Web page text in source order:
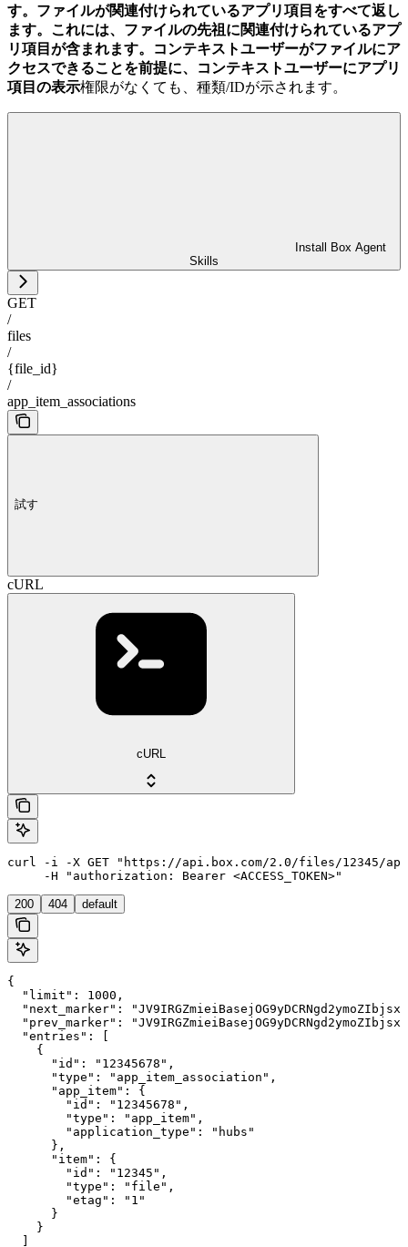
す。 ファイルが関連付けられているアプリ項目をすべて返し
ます。これには、ファイルの先祖に関連付けられているアプ
リ項目が含まれます。コンテキストユーザーがファイルにア
クセスできることを前提に、コンテキストユーザーにアプリ
項目の表示権限がなくても、種類/IDが示されます。
Install Box Agent
Skills
GET
/
files
/
{file_id}
/
app_item_associations
試す
cURL
cURL
curl -i -X GET "https://api.box.com/2.0/files/12345/
     -H "authorization: Bearer <ACCESS_TOKEN>"
200 404 default
{
  "limit": 1000,
"next_marker":
"prev_marker":
  "entries": [
    {
      "id": "12345678",
      "type": "app_item_association",
      "app_item": {
        "id": "12345678",
        "type": "app_item",
        "application_type": "hubs"
      },
      "item": {
        "id": "12345",
        "type": "file",
        "etag": "1"
      }
    }